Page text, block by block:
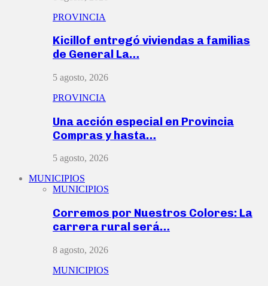
PROVINCIA
Kicillof entregó viviendas a familias
de General La…
5 agosto, 2026
PROVINCIA
Una acción especial en Provincia
Compras y hasta…
5 agosto, 2026
MUNICIPIOS
MUNICIPIOS
Corremos por Nuestros Colores: La
carrera rural será…
8 agosto, 2026
MUNICIPIOS